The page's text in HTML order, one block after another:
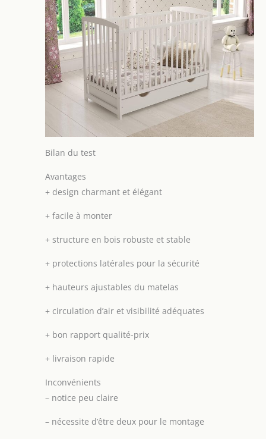
Bilan du test
Avantages
+ design charmant et élégant
+ facile à monter
+ structure en bois robuste et stable
+ protections latérales pour la sécurité
+ hauteurs ajustables du matelas
+ circulation d’air et visibilité adéquates
+ bon rapport qualité-prix
+ livraison rapide
Inconvénients
– notice peu claire
– nécessite d’être deux pour le montage